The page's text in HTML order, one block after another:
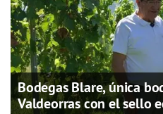
Bodegas Blare, única
Valdeorras con el sello